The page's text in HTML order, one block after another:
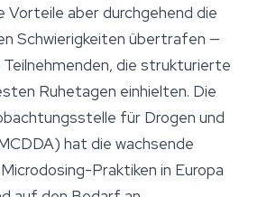
aber durchgehend die
Schwierigkeiten übertrafen —
Teilnehmenden, die strukturierte
Ruhetagen einhielten. Die
für Drogen und
hat die wachsende
Praktiken in Europa